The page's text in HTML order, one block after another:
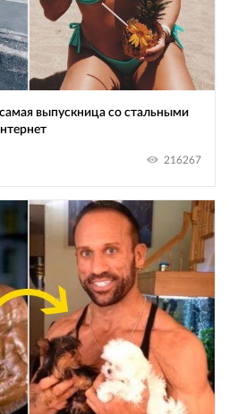
выпускница со стальными
216267